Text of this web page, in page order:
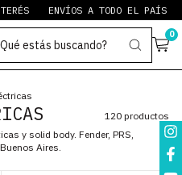
A TODO EL PAÍS PAYPAL
0
120 productos
y solid body. Fender, PRS,
Aires.